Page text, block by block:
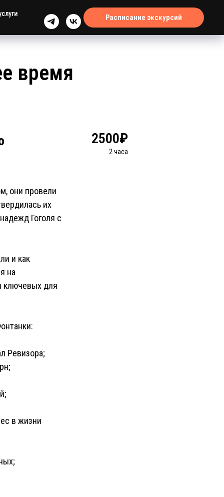
Расписание экскурсий
время
они провели
их
Гоголя с
и как
на
ключевых для
Ревизора;
в жизни
2500₽
2 часа